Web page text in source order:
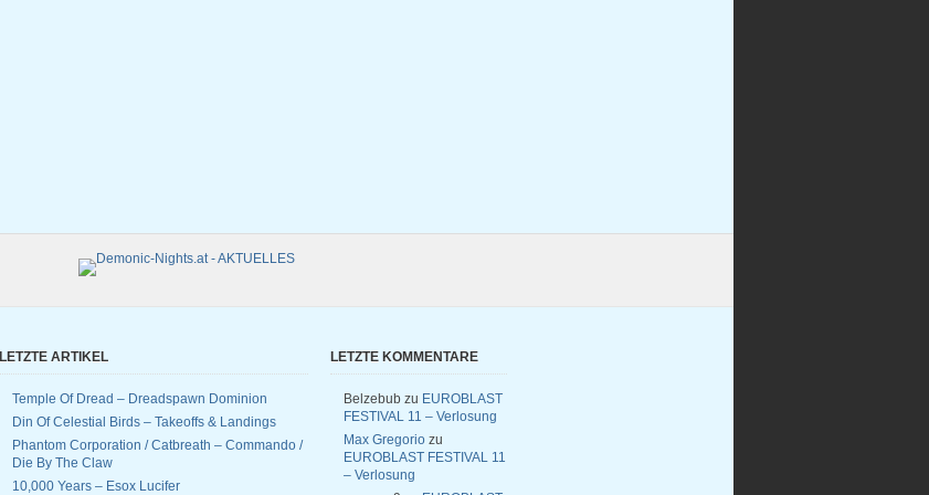
LETZTE ARTIKEL
Temple Of Dread – Dreadspawn Dominion
Din Of Celestial Birds – Takeoffs & Landings
Phantom Corporation / Catbreath – Commando /
Die By The Claw
10,000 Years – Esox Lucifer
LETZTE KOMMENTARE
Belzebub zu EUROBLAST
FESTIVAL 11 – Verlosung
Max Gregorio zu
EUROBLAST FESTIVAL 11
– Verlosung